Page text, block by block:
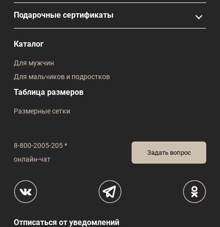
8-800-2005-205 *
онлайн-чат
Задать вопрос
Подарочные сертификаты
Каталог
Для мужчин
Для мальчиков и подростков
Таблица размеров
Размерные сетки
Отписаться от уведомлений